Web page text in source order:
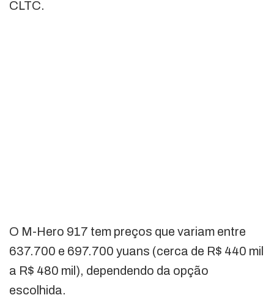
CLTC.
O M-Hero 917 tem preços que variam entre
637.700 e 697.700 yuans (cerca de R$ 440 mil
a R$ 480 mil), dependendo da opção
escolhida.